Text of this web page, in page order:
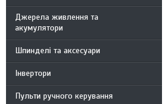
Джерела живлення та
акумулятори
Шпинделі та аксесуари
Інвертори
Пульти ручного керування